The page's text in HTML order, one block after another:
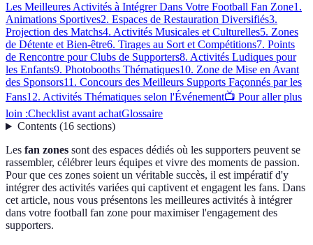
Les Meilleures Activités à Intégrer Dans Votre Football Fan Zone1.
Animations Sportives2. Espaces de Restauration Diversifiés3.
Projection des Matchs4. Activités Musicales et Culturelles5. Zones
de Détente et Bien-être6. Tirages au Sort et Compétitions7. Points
de Rencontre pour Clubs de Supporters8. Activités Ludiques pour
les Enfants9. Photobooths Thématiques10. Zone de Mise en Avant
des Sponsors11. Concours des Meilleurs Supports Façonnés par les
Fans12. Activités Thématiques selon l'Événement📺 Pour aller plus
loin :Checklist avant achatGlossaire
Contents(16 sections)
Les fan zones sont des espaces dédiés où les supporters peuvent se
rassembler, célébrer leurs équipes et vivre des moments de passion.
Pour que ces zones soient un véritable succès, il est impératif d'y
intégrer des activités variées qui captivent et engagent les fans. Dans
cet article, nous vous présentons les meilleures activités à intégrer
dans votre football fan zone pour maximiser l'engagement des
supporters.